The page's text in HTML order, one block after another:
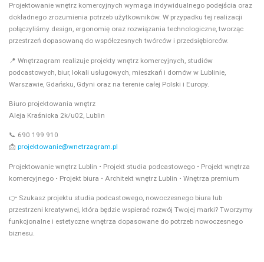
Projektowanie wnętrz komercyjnych wymaga indywidualnego podejścia oraz
dokładnego zrozumienia potrzeb użytkowników. W przypadku tej realizacji
połączyliśmy design, ergonomię oraz rozwiązania technologiczne, tworząc
przestrzeń dopasowaną do współczesnych twórców i przedsiębiorców.
📍 Wnętrzagram realizuje projekty wnętrz komercyjnych, studiów
podcastowych, biur, lokali usługowych, mieszkań i domów w Lublinie,
Warszawie, Gdańsku, Gdyni oraz na terenie całej Polski i Europy.
Biuro projektowania wnętrz
Aleja Kraśnicka 2k/u02, Lublin
📞 690 199 910
📩 projektowanie@wnetrzagram.pl
Projektowanie wnętrz Lublin • Projekt studia podcastowego • Projekt wnętrza
komercyjnego • Projekt biura • Architekt wnętrz Lublin • Wnętrza premium
👉 Szukasz projektu studia podcastowego, nowoczesnego biura lub
przestrzeni kreatywnej, która będzie wspierać rozwój Twojej marki? Tworzymy
funkcjonalne i estetyczne wnętrza dopasowane do potrzeb nowoczesnego
biznesu.